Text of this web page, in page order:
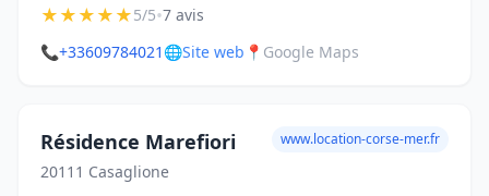
★★★★★5/5•7 avis
📞+33609784021 🌐Site web 📍 Google Maps
Résidence Marefiori
20111 Casaglione
www.location-corse-mer.fr